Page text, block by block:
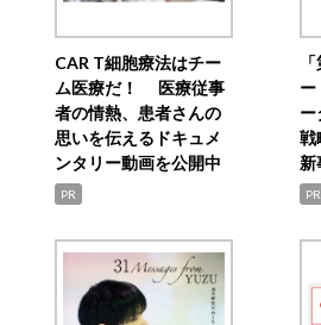
CAR T細胞療法はチー
ム医療だ！ 医療従事
者の情熱、患者さんの
思いを伝えるドキュメ
ンタリー動画を公開中
PR
ー
戦
新
PR